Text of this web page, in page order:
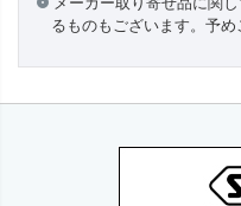
るものもございます。予め